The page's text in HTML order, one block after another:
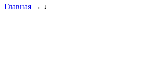
Главная → ↓